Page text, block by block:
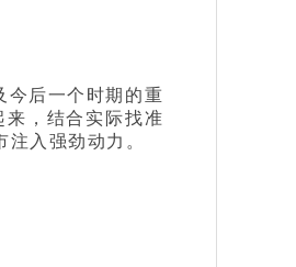
今后一个时期的重
来，结合实际找准
入强劲动力。